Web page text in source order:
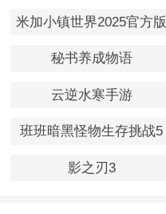
米加小镇世界2025官方版
秘书养成物语
云逆水寒手游
班班暗黑怪物生存挑战5
影之刃3